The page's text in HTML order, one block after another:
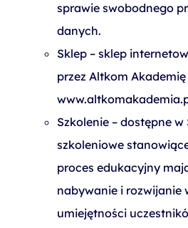
sprawie swobodnego
danych.
Sklep – sklep
przez Altkom
Szkolenie – dostępne w
szkoleniowe
proces edukacyjny
nabywanie i rozwijanie
umiejętności